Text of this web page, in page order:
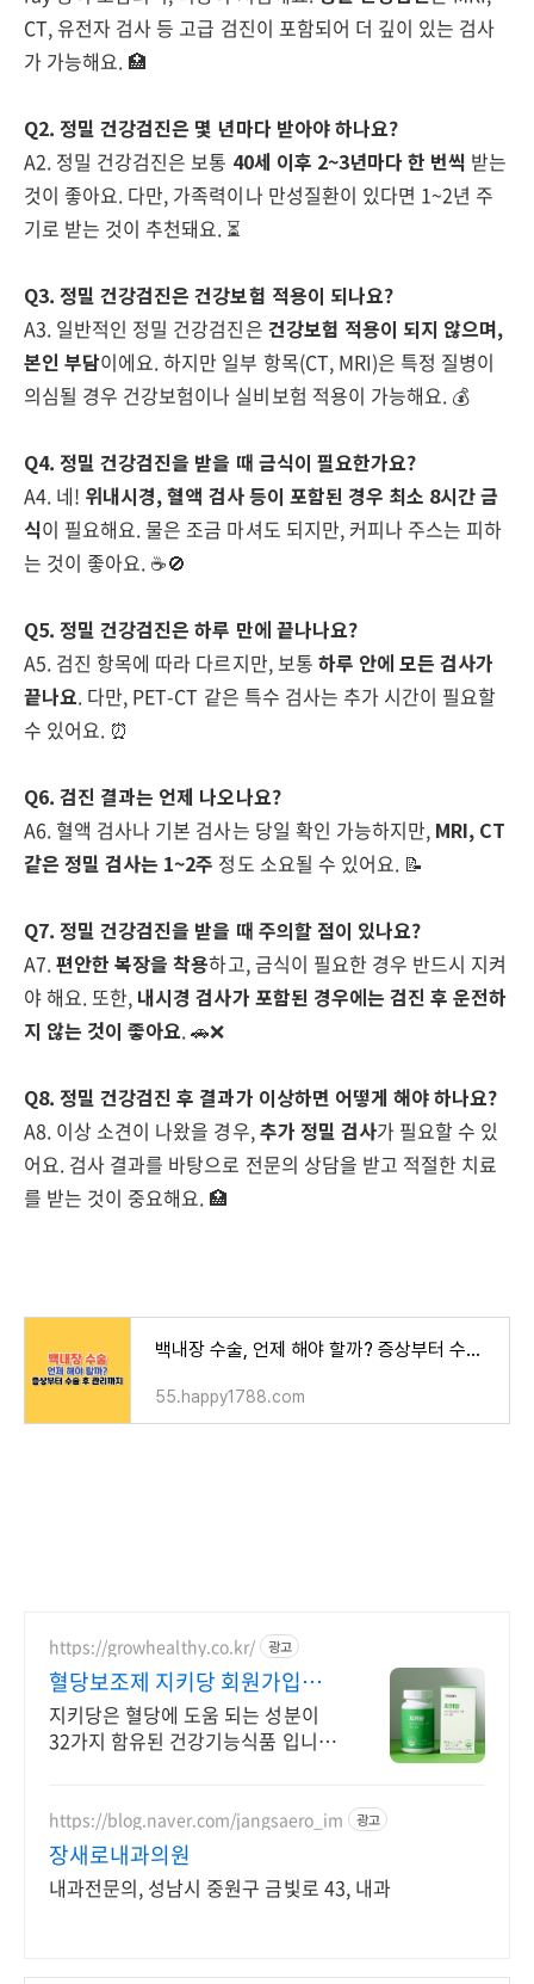
CT, 유전자 검사 등 고급 검진이 포함되어 더 깊이 있는 검사
가 가능해요. 🏥
Q2. 정밀 건강검진은 몇 년마다 받아야 하나요?
A2. 정밀 건강검진은 보통 40세 이후 2~3년마다 한 번씩 받는
것이 좋아요. 다만, 가족력이나 만성질환이 있다면 1~2년 주
기로 받는 것이 추천돼요. ⏳
Q3. 정밀 건강검진은 건강보험 적용이 되나요?
A3. 일반적인 정밀 건강검진은 건강보험 적용이 되지 않으며,
본인 부담이에요. 하지만 일부 항목(CT, MRI)은 특정 질병이
의심될 경우 건강보험이나 실비보험 적용이 가능해요. 💰
Q4. 정밀 건강검진을 받을 때 금식이 필요한가요?
A4. 네! 위내시경, 혈액 검사 등이 포함된 경우 최소 8시간 금
식이 필요해요. 물은 조금 마셔도 되지만, 커피나 주스는 피하
는 것이 좋아요. ☕🚫
Q5. 정밀 건강검진은 하루 만에 끝나나요?
A5. 검진 항목에 따라 다르지만, 보통 하루 안에 모든 검사가
끝나요. 다만, PET-CT 같은 특수 검사는 추가 시간이 필요할
수 있어요. ⏰
Q6. 검진 결과는 언제 나오나요?
A6. 혈액 검사나 기본 검사는 당일 확인 가능하지만, MRI, CT
같은 정밀 검사는 1~2주 정도 소요될 수 있어요. 📝
Q7. 정밀 건강검진을 받을 때 주의할 점이 있나요?
A7.편안한 복장을 착용하고, 금식이 필요한 경우 반드시 지켜
야 해요. 또한, 내시경 검사가 포함된 경우에는 검진 후 운전하
지 않는 것이 좋아요. 🚗❌
Q8. 정밀 건강검진 후 결과가 이상하면 어떻게 해야 하나요?
A8. 이상 소견이 나왔을 경우,추가 정밀 검사가 필요할 수 있
어요. 검사 결과를 바탕으로 전문의 상담을 받고 적절한 치료
를 받는 것이 중요해요. 🏥
백내장 수술, 언제 해야 할까? 증상부터 수술 후 관리까지
55.happy1788.com
https://growhealthy.co.kr/ 광고
혈당보조제 지키당 회원가입
7,000원 쿠폰
지키당은 혈당에 도움 되는 성분이
32가지 함유된 건강기능식품 입니다.
https://blog.naver.com/jangsaero_im 광고
장새로내과의원
내과전문의, 성남시 중원구 금빛로 43, 내과